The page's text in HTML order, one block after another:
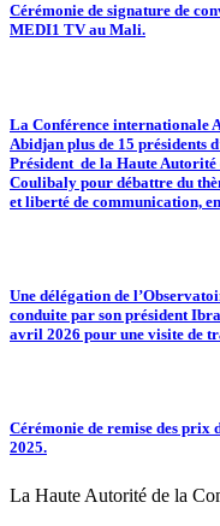
Cérémonie de signature de
MEDI1 TV au Mali.
La Conférence internationale
Abidjan plus de 15 présidents
Président de la Haute
Coulibaly pour débattre du
et liberté de communication,
Une délégation de
conduite par son président
avril 2026 pour une visite de
Cérémonie de remise des prix
2025.
La Haute Autorité de la